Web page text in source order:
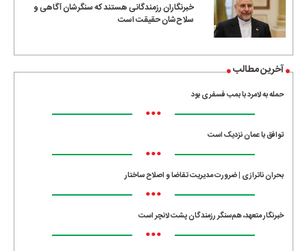
خبرنگاران رزمندگانی هستند که سنگرشان آگاهی و
سلاح‌شان حقیقت است
آخرین مطالب
حمله به لامرد با بمب فسفری بود
•••
توافق با عمان نزدیک است
•••
بحران ناترازی | ضرورت مدیریت تقاضا و اصلاح ساختار
•••
خبرنگار متعهد، هم‌سنگر رزمندگان پشت لانچر است
•••